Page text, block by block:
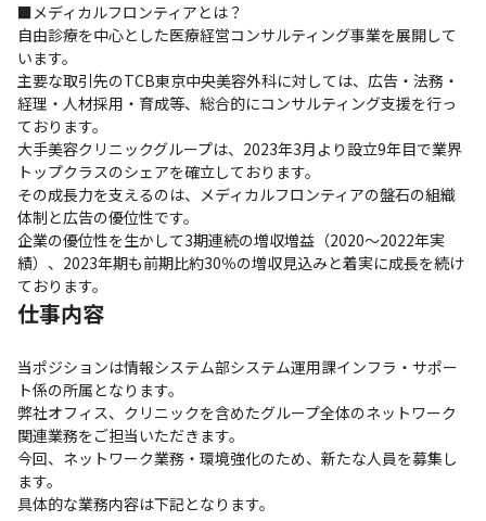
■メディカルフロンティアとは？
自由診療を中心とした医療経営コンサルティング事業を展開して
います。
主要な取引先のTCB東京中央美容外科に対しては、広告・法務・
経理・人材採用・育成等、総合的にコンサルティング支援を行っ
ております。
大手美容クリニックグループは、2023年3月より設立9年目で業界
トップクラスのシェアを確立しております。
その成長力を支えるのは、メディカルフロンティアの盤石の組織
体制と広告の優位性です。
企業の優位性を生かして3期連続の増収増益（2020～2022年実
績）、2023年期も前期比約30％の増収見込みと着実に成長を続け
ております。
仕事内容
当ポジションは情報システム部システム運用課インフラ・サポー
ト係の所属となります。
弊社オフィス、クリニックを含めたグループ全体のネットワーク
関連業務をご担当いただきます。
今回、ネットワーク業務・環境強化のため、新たな人員を募集し
ます。
具体的な業務内容は下記となります。